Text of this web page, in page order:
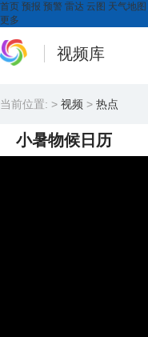
首页 预报 预警 雷达 云图 天气地图
更多
视频库
当前位置: > 视频 > 热点
小暑物候日历